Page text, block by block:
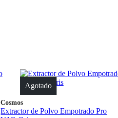
Agotado
Cosmos
Extractor de Polvo Empotrado Pro